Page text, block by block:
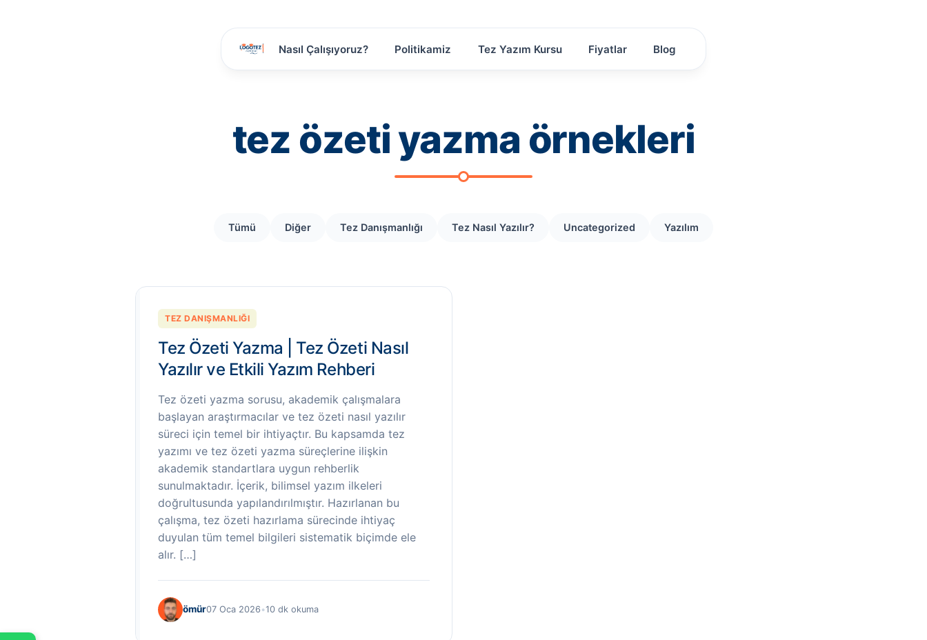
Nasıl Çalışıyoruz? Politikamiz Tez Yazım Kursu Fiyatlar Blog
tez özeti yazma örnekleri
Tümü Diğer Tez Danışmanlığı Tez Nasıl Yazılır? Uncategorized Yazılım
TEZ DANIŞMANLIĞI
Tez Özeti Yazma | Tez Özeti Nasıl
Yazılır ve Etkili Yazım Rehberi
Tez özeti yazma sorusu, akademik çalışmalara
başlayan araştırmacılar ve tez özeti nasıl yazılır
süreci için temel bir ihtiyaçtır. Bu kapsamda tez
yazımı ve tez özeti yazma süreçlerine ilişkin
akademik standartlara uygun rehberlik
sunulmaktadır. İçerik, bilimsel yazım ilkeleri
doğrultusunda yapılandırılmıştır. Hazırlanan bu
çalışma, tez özeti hazırlama sürecinde ihtiyaç
duyulan tüm temel bilgileri sistematik biçimde ele
alır. […]
ömür07 Oca 2026 •10 dk okuma